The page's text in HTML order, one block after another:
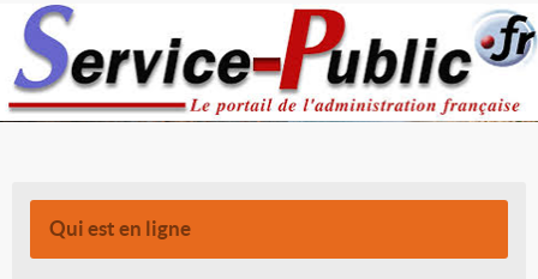
Qui est en ligne